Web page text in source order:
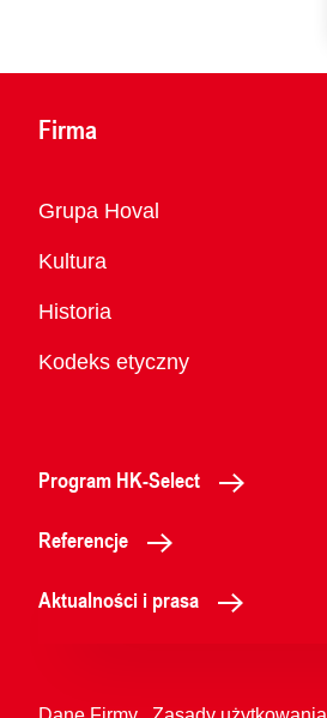
Firma
Przegląd
Grupa Hoval
Kultura
Historia
Kodeks etyczny
Program HK-Select
Referencje
Aktualności i prasa